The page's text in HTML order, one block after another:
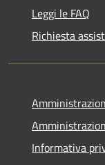
Leggi le FAQ
Richiesta
Informativa